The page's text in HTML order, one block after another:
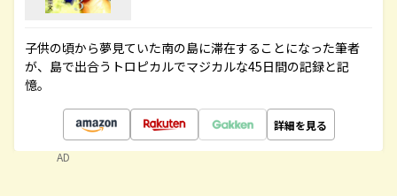
子供の頃から夢見ていた南の島に滞在することになった筆者
が、島で出合うトロピカルでマジカルな45日間の記録と記
憶。
詳細を見る
AD